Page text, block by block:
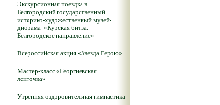
Экскурсионная поездка в
Белгородский государственный
историко-художественный музей-
диорама «Курская битва.
Белгородское направление»
Всероссийская акция «Звезда Герою»
Мастер-класс «Георгиевская
ленточка»
Утренняя оздоровительная гимнастика